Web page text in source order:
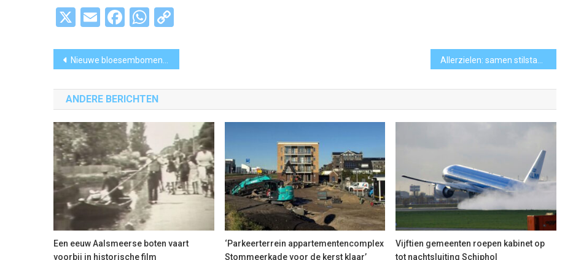
X EmailFacebook
WhatsApp
Bericht
navigatie
Nieuwe bloesembomen voor het iconische Bloesempark
ANDERE BERICHTEN
Een eeuw Aalsmeerse boten vaart
voorbij in historische film
‘Parkeerterrein appartementencomplex
Stommeerkade voor de kerst klaar’
Vijftien gemeenten roepen kabinet op
tot nachtsluiting Schiphol